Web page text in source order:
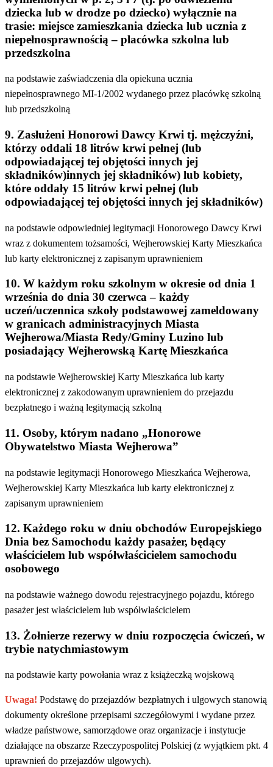
dziecka lub w drodze po dziecko) wyłącznie na
trasie: miejsce zamieszkania dziecka lub ucznia z
niepełnosprawnością – placówka szkolna lub
przedszkolna
na podstawie zaświadczenia dla opiekuna ucznia
niepełnosprawnego MI-1/2002 wydanego przez placówkę szkolną
lub przedszkolną
9. Zasłużeni Honorowi Dawcy Krwi tj. mężczyźni,
którzy oddali 18 litrów krwi pełnej (lub
odpowiadającej tej objętości innych jej
składników)innych jej składników) lub kobiety,
które oddały 15 litrów krwi pełnej (lub
odpowiadającej tej objętości innych jej składników)
na podstawie odpowiedniej legitymacji Honorowego Dawcy Krwi
wraz z dokumentem tożsamości, Wejherowskiej Karty Mieszkańca
lub karty elektronicznej z zapisanym uprawnieniem
10. W każdym roku szkolnym w okresie od dnia 1
września do dnia 30 czerwca – każdy
uczeń/uczennica szkoły podstawowej zameldowany
w granicach administracyjnych Miasta
Wejherowa/Miasta Redy/Gminy Luzino lub
posiadający Wejherowską Kartę Mieszkańca
na podstawie Wejherowskiej Karty Mieszkańca lub karty
elektronicznej z zakodowanym uprawnieniem do przejazdu
bezpłatnego i ważną legitymacją szkolną
11. Osoby, którym nadano „Honorowe
Obywatelstwo Miasta Wejherowa”
na podstawie legitymacji Honorowego Mieszkańca Wejherowa,
Wejherowskiej Karty Mieszkańca lub karty elektronicznej z
zapisanym uprawnieniem
12. Każdego roku w dniu obchodów Europejskiego
Dnia bez Samochodu każdy pasażer, będący
właścicielem lub współwłaścicielem samochodu
osobowego
na podstawie ważnego dowodu rejestracyjnego pojazdu, którego
pasażer jest właścicielem lub współwłaścicielem
13. Żołnierze rezerwy w dniu rozpoczęcia ćwiczeń, w
trybie natychmiastowym
na podstawie karty powołania wraz z książeczką wojskową
Uwaga! Podstawę do przejazdów bezpłatnych i ulgowych stanowią
dokumenty określone przepisami szczegółowymi i wydane przez
władze państwowe, samorządowe oraz organizacje i instytucje
działające na obszarze Rzeczypospolitej Polskiej (z wyjątkiem pkt. 4
uprawnień do przejazdów ulgowych).